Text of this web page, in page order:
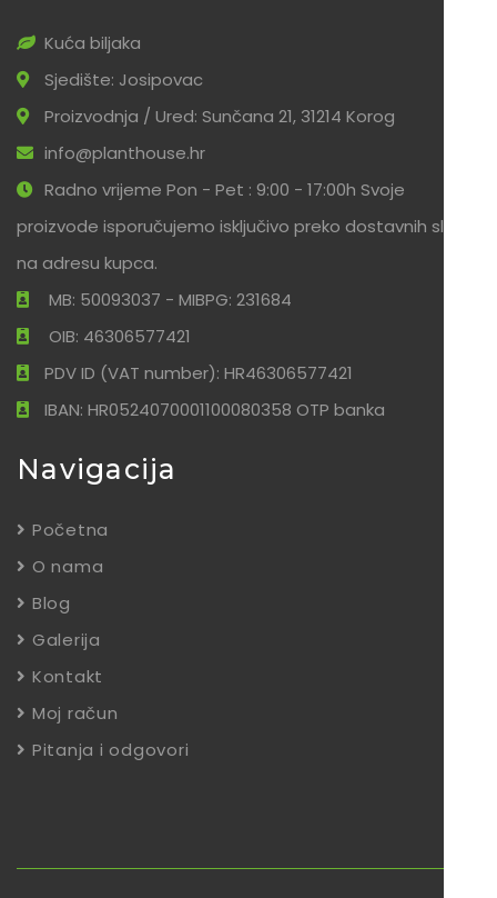
Kuća biljaka
Sjedište: Josipovac
Proizvodnja / Ured: Sunčana 21, 31214 Korog
info@planthouse.hr
Radno vrijeme Pon - Pet : 9:00 - 17:00h Svoje
proizvode isporučujemo isključivo preko dostavnih službi
na adresu kupca.
MB: 50093037 - MIBPG: 231684
OIB: 46306577421
PDV ID (VAT number): HR46306577421
IBAN: HR0524070001100080358 OTP banka
Navigacija
Početna
O nama
Blog
Galerija
Kontakt
Moj račun
Pitanja i odgovori